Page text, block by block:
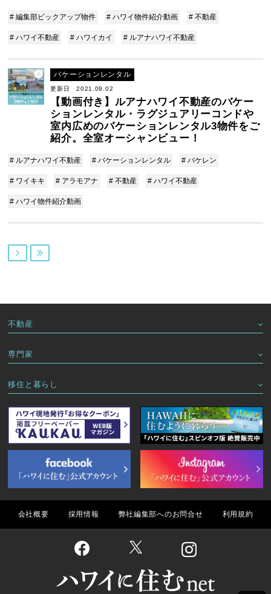
# 編集部ピックアップ物件 # ハワイ物件紹介動画 # 不動産
# ハワイ不動産 # ハワイカイ # ルアナハワイ不動産
バケーションレンタル
更新日 2021.09.02
【動画付き】ルアナハワイ不動産のバケー
ションレンタル・ラグジュアリーコンドや
室内広めのバケーションレンタル3物件をご
紹介。全室オーシャンビュー！
# ルアナハワイ不動産 # バケーションレンタル # バケレン
# ワイキキ # アラモアナ # 不動産 # ハワイ不動産
# ハワイ物件紹介動画
 
不動産
専門家
移住と暮らし
会社概要 採用情報 弊社編集部へのお問合せ 利用規約